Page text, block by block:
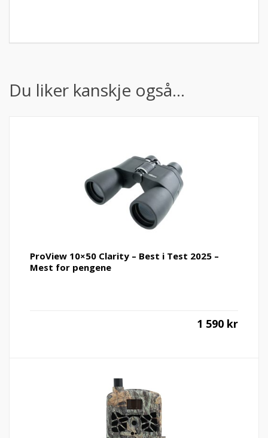
Du liker kanskje også…
ProView 10×50 Clarity – Best i Test 2025 –
Mest for pengene
1 590 kr